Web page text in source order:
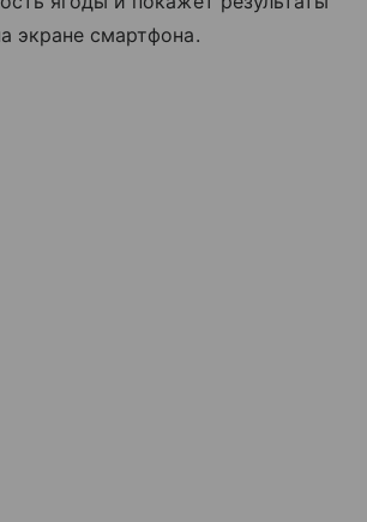
экране смартфона.